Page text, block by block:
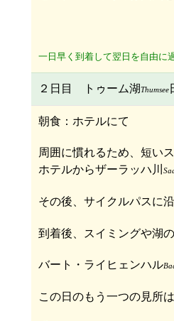
一日早く到着して翌日を自由に
２日目 トゥーム湖Thumsee
朝食：ホテルにて
周囲に慣れるため、短い
ホテルからザーラッハ川
その後、サイクルパスに
到着後、スイミングや湖
バート・ライヒェンハル
この日のもう一つの見所